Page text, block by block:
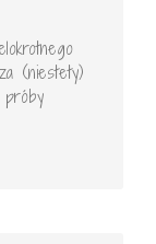
(niestety)
próby